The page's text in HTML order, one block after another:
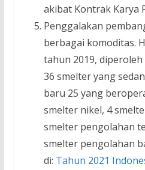
akibat Kontrak Karya
Penggalakan
berbagai komoditas.
tahun 2019,
36 smelter yang
baru 25 yang
smelter nikel, 4
smelter pengolahan
smelter pengolahan
di: Tahun 2021